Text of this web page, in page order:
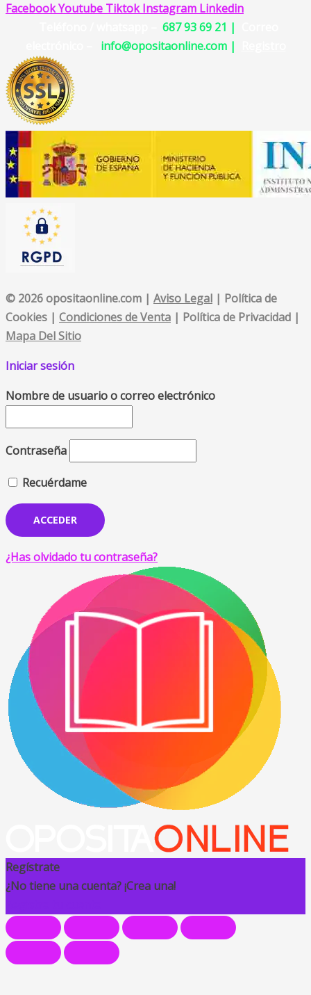
FacebookYoutube Tiktok Instagram Linkedin
687 93 69 21 |
info@opositaonline.com |
© 2026 opositaonline.com | Aviso Legal | Política de
Cookies | Condiciones de Venta | Política de Privacidad |
Mapa Del Sitio
Iniciar sesión
Nombre de usuario o correo electrónico
Contraseña
Recuérdame
¿Has olvidado tu contraseña?
Regístrate
¿No tiene una cuenta? ¡Crea una!